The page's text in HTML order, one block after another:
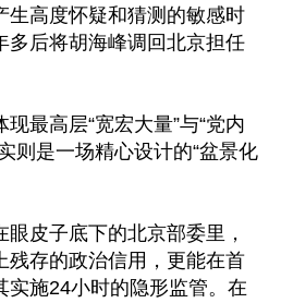
生高度怀疑和猜测的敏感时
多后将胡海峰调回北京担任
最高层“宽宏大量”与“党内
则是一场精心设计的“盆景化
皮子底下的北京部委里，
残存的政治信用，更能在首
实施24小时的隐形监管。在